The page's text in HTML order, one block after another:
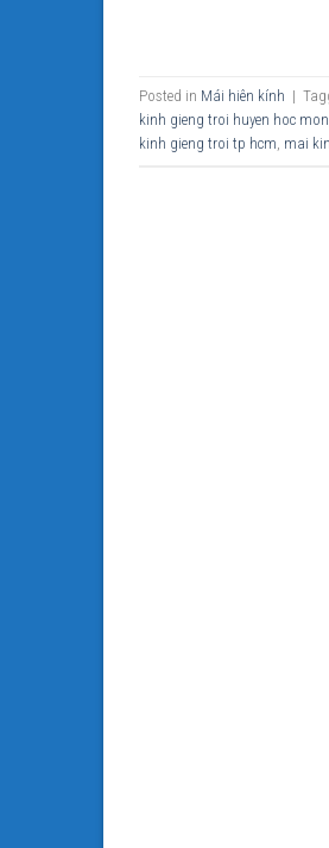
Posted in Mái hiên kính |
kinh gieng troi huyen hoc mon
kinh gieng troi tp hcm, mai